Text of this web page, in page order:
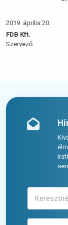
2019. április 20.
FDB Kft.
Szervező